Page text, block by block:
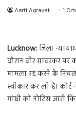
Aarti Agravat 1
Lucknow:जिला
दौरान वीर सावरकर पर
मामला रद्द करने के
स्वीकार कर ली है।
गांधी को नोटिस जारी